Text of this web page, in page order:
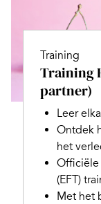
Training
Training
partner)
Leer
Ontdek
het
Officiële
(EFT)
Met het